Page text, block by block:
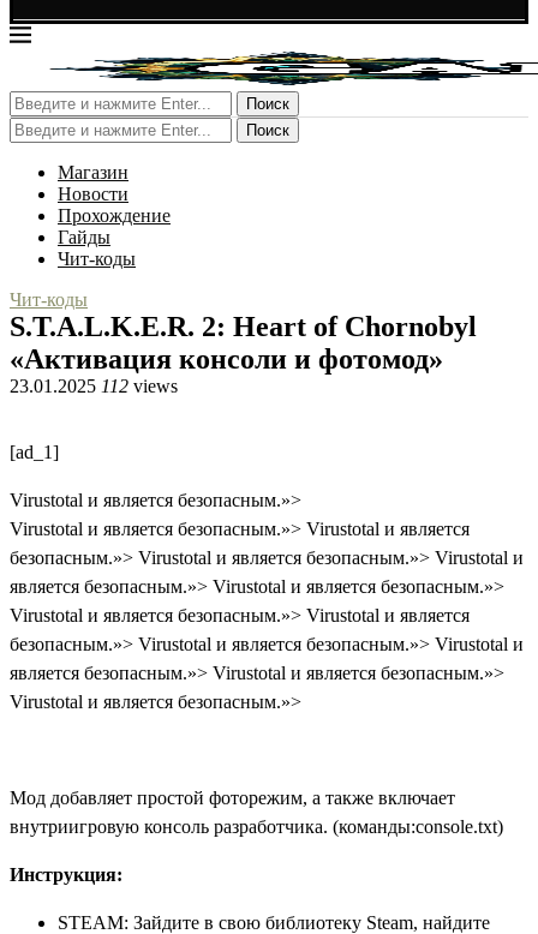
Поиск
Поиск
Магазин
Новости
Прохождение
Гайды
Чит-коды
Чит-коды
S.T.A.L.K.E.R. 2: Heart of Chornobyl
«Активация консоли и фотомод»
23.01.2025 112 views
[ad_1]
Virustotal и является безопасным.»>
Virustotal и является безопасным.»> Virustotal и является
безопасным.»> Virustotal и является безопасным.»> Virustotal и
является безопасным.»> Virustotal и является безопасным.»>
Virustotal и является безопасным.»> Virustotal и является
безопасным.»> Virustotal и является безопасным.»> Virustotal и
является безопасным.»> Virustotal и является безопасным.»>
Virustotal и является безопасным.»>
Мод добавляет простой фоторежим, а также включает
внутриигровую консоль разработчика. (команды:console.txt)
Инструкция:
STEAM: Зайдите в свою библиотеку Steam, найдите